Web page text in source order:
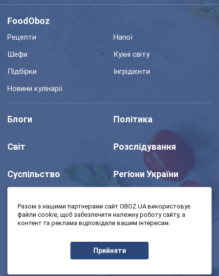
FoodOboz
Рецепти
Напої
Шефи
Кухні світу
Підбірки
Інгрідієнти
Новини кулінарії
Блоги Політика
Світ Розслідування
Суспільство Регіони України
Моя школа
Економіка
Разом з нашими партнерами сайт OBOZ.UA використовує
файли cookie, щоб забезпечити належну роботу сайту, а
контент та реклама відповідали вашим інтересам.
Прийняти